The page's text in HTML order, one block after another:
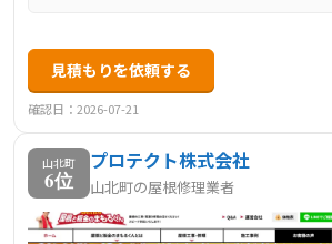
見積もりを依頼する
確認日：2026-07-21
山北町
6位
プロテクト株式会社
山北町の屋根修理業者